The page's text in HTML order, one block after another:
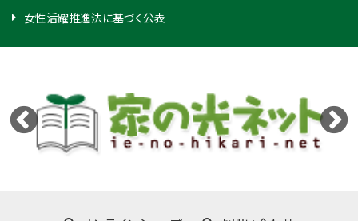
女性活躍推進法に基づく公表